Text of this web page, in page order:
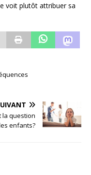
voit plutôt attribuer sa
la question
enfants?